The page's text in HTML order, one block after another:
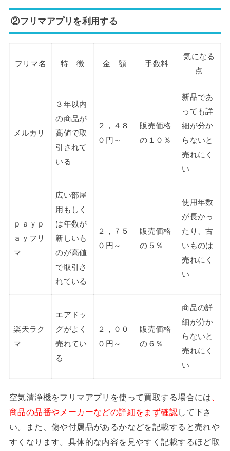
②フリマアプリを利用する
フリマ名 特 徴 金 額 手数料
気になる
点
メルカリ
３年以内
の商品が
高値で取
引されて
いる
２，４８
０円～
販売価格
の１０％
新品であ
っても詳
細が分か
らないと
売れにく
い
ｐａｙｐ
ａｙフリ
マ
広い部屋
用もしく
は年数が
新しいも
のが高値
で取引さ
れている
２，７５
０円～
販売価格
の５％
使用年数
が長かっ
たり、古
いものは
売れにく
い
楽天ラク
マ
エアドッ
グがよく
売れてい
る
２，００
０円～
販売価格
の６％
商品の詳
細が分か
らないと
売れにく
い
空気清浄機をフリマアプリを使って買取する場合には
商品の品番やメーカーなどの詳細をまず確認して下さ
い。また、傷や付属品があるかなどを記載すると売れや
すくなります。具体的な内容を見やすく記載するほど取